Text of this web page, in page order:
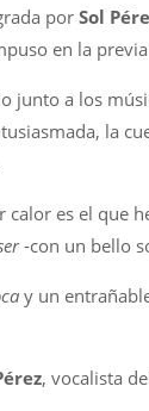
porSol
en la
a los
la
es el que
-con un bello
y un
, vocalista de